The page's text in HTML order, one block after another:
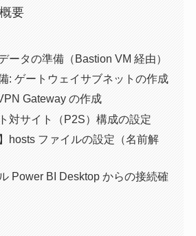
要
ータの準備（Bastion VM 経由）
: ゲートウェイサブネットの作成
Gateway の作成
対サイト（P2S）構成の設定
】hosts ファイルの設定（名前解
Power BI Desktop からの接続確